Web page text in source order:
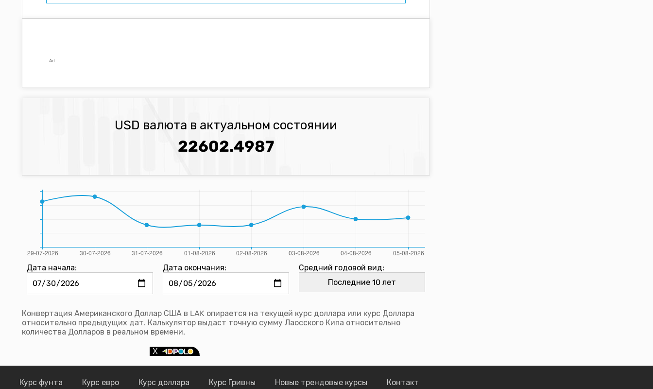
Ad
USD валюта в актуальном состоянии
22602.4987
Дата начала: Дата окончания: Средний годовой вид:
Конвертация Американского Доллар США в LAK опирается на текущей курс доллара или курс Доллара
относительно предыдущих дат. Калькулятор выдаст точную сумму Лаосского Кипа относительно
количества Долларов в реальном времени.
Курс фунта Курс евро Курс доллара Курс Гривны Новые трендовые курсы Контакт